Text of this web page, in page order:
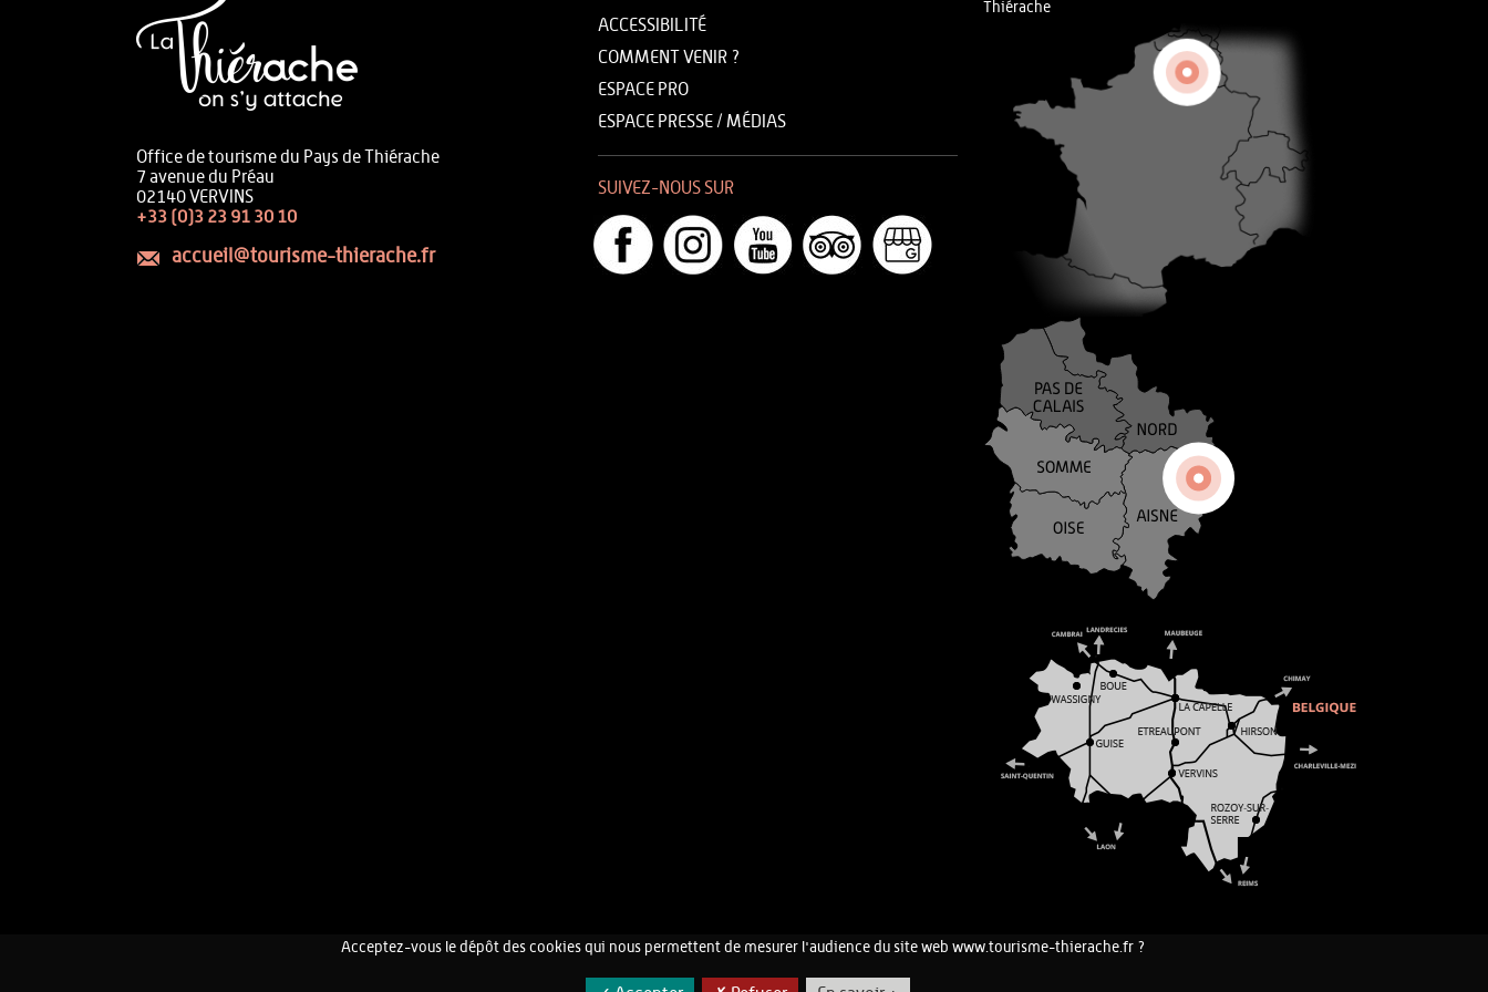
Office de tourisme du Pays de Thiérache
7 avenue du Préau
02140 VERVINS
+33 (0)3 23 91 30 10
accueil@tourisme-thierache.fr
ACCESSIBILITÉ
COMMENT VENIR ?
ESPACE PRO
ESPACE PRESSE / MÉDIAS
SUIVEZ-NOUS SUR
Thiérache
CONTACT MENTIONS LÉGALES
Acceptez-vous le dépôt des cookies qui nous permettent de mesurer l'audience du site web www.tourisme-thierache.fr ?